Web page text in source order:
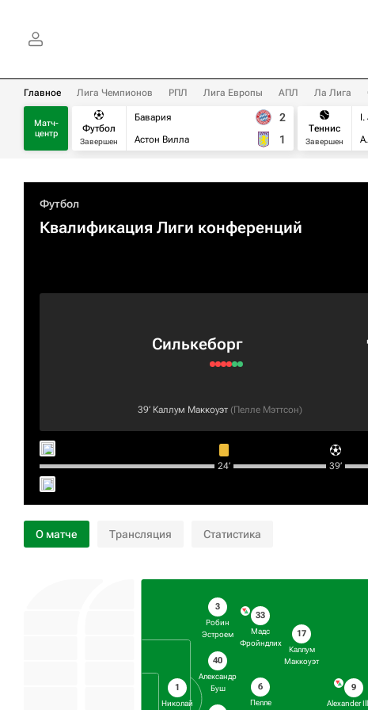
Главное Лига Чемпионов РПЛ Лига Европы АПЛ Ла Лига
Матч-
центр
Футбол
Завершен
Бавария
Астон Вилла
2
1
Теннис
Завершен
I.
Футбол
Квалификация Лиги конференций
Силькеборг
39‎’‎ Каллум Маккоуэт (Пелле Мэттсон)
24‎’‎ 39‎’‎
О матче Трансляция Статистика
1
Николай
3
Робин
Эстроем
40
Александр
Буш
33
Мадс
Фройндлих
6
Пелле
17
Каллум
Маккоуэт
9
Alexander